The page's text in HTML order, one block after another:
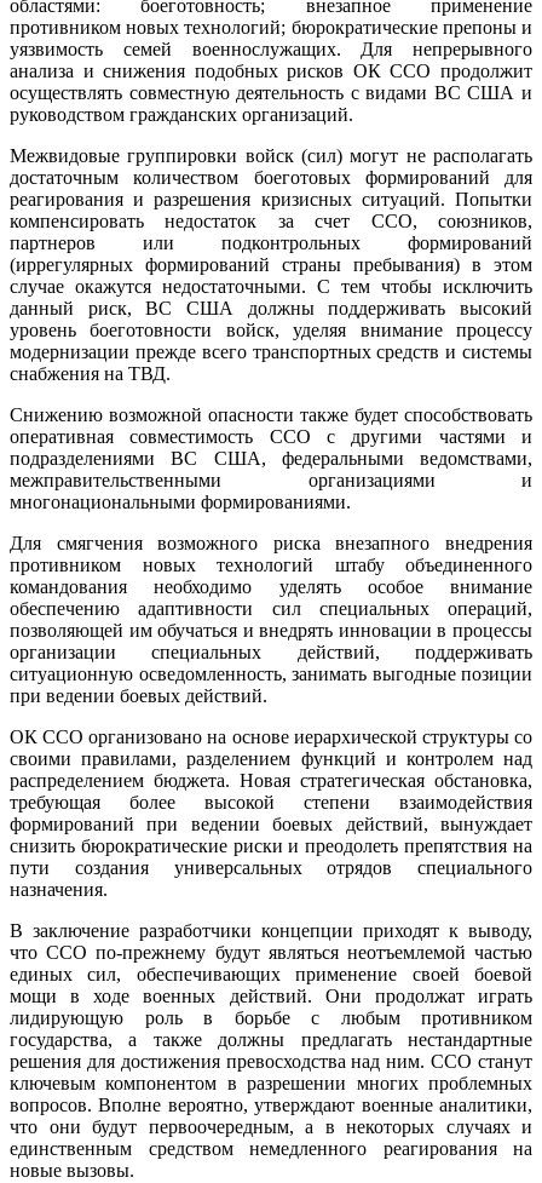
областями: боеготовность; внезапное применение
противником новых технологий; бюрократические препоны и
уязвимость семей военнослужащих. Для непрерывного
анализа и снижения подобных рисков ОК ССО продолжит
осуществлять совместную деятельность с видами ВС США и
руководством гражданских организаций.
Межвидовые группировки войск (сил) могут не располагать
достаточным количеством боеготовых формирований для
реагирования и разрешения кризисных ситуаций. Попытки
компенсировать недостаток за счет ССО, союзников,
партнеров или подконтрольных формирований
(иррегулярных формирований страны пребывания) в этом
случае окажутся недостаточными. С тем чтобы исключить
данный риск, ВС США должны поддерживать высокий
уровень боеготовности войск, уделяя внимание процессу
модернизации прежде всего транспортных средств и системы
снабжения на ТВД.
Снижению возможной опасности также будет способствовать
оперативная совместимость ССО с другими частями и
подразделениями ВС США, федеральными ведомствами,
межправительственными организациями и
многонациональными формированиями.
Для смягчения возможного риска внезапного внедрения
противником новых технологий штабу объединенного
командования необходимо уделять особое внимание
обеспечению адаптивности сил специальных операций,
позволяющей им обучаться и внедрять инновации в процессы
организации специальных действий, поддерживать
ситуационную осведомленность, занимать выгодные позиции
при ведении боевых действий.
ОК ССО организовано на основе иерархической структуры со
своими правилами, разделением функций и контролем над
распределением бюджета. Новая стратегическая обстановка,
требующая более высокой степени взаимодействия
формирований при ведении боевых действий, вынуждает
снизить бюрократические риски и преодолеть препятствия на
пути создания универсальных отрядов специального
назначения.
В заключение разработчики концепции приходят к выводу,
что ССО по-прежнему будут являться неотъемлемой частью
единых сил, обеспечивающих применение своей боевой
мощи в ходе военных действий. Они продолжат играть
лидирующую роль в борьбе с любым противником
государства, а также должны предлагать нестандартные
решения для достижения превосходства над ним. ССО станут
ключевым компонентом в разрешении многих проблемных
вопросов. Вполне вероятно, утверждают военные аналитики,
что они будут первоочередным, а в некоторых случаях и
единственным средством немедленного реагирования на
новые вызовы.